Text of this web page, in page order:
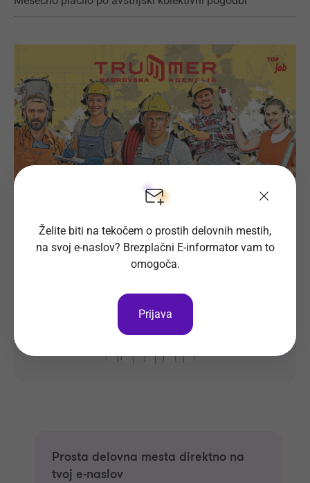
Prijava na delovno mesto
Prosta delovna mesta direktno na
tvoj e-naslov
Želite biti na tekočem o prostih delovnih mestih,
na svoj e-naslov? Brezplačni E-informator vam to
omogoča.
Prijava